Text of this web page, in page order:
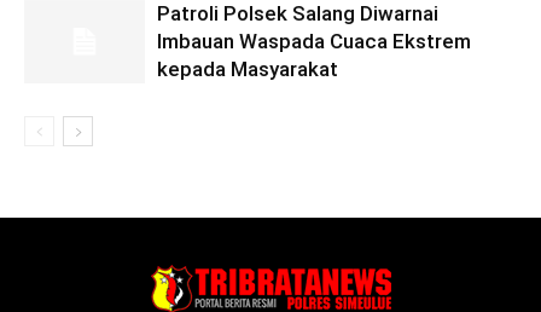
Patroli Polsek Salang Diwarnai
Imbauan Waspada Cuaca Ekstrem
kepada Masyarakat